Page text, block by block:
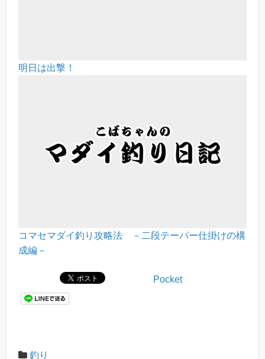
明日は出撃！
コマセマダイ釣り攻略法 －二段テーパー仕掛けの構
成編－
Pocket
釣り